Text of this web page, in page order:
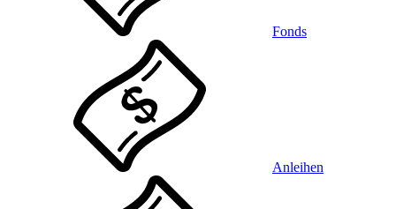
Fonds
Anleihen